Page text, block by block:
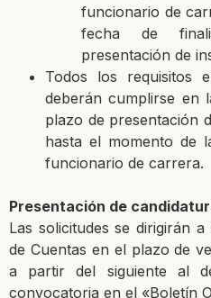
funcionario de
fecha de
presentación de
Todos los requisitos
deberán cumplirse en
plazo de presentación
hasta el momento de
funcionario de carrera.
Presentación de
Las solicitudes se dirigirán
de Cuentas en el plazo de
a partir del siguiente al
convocatoria en el «Boletín